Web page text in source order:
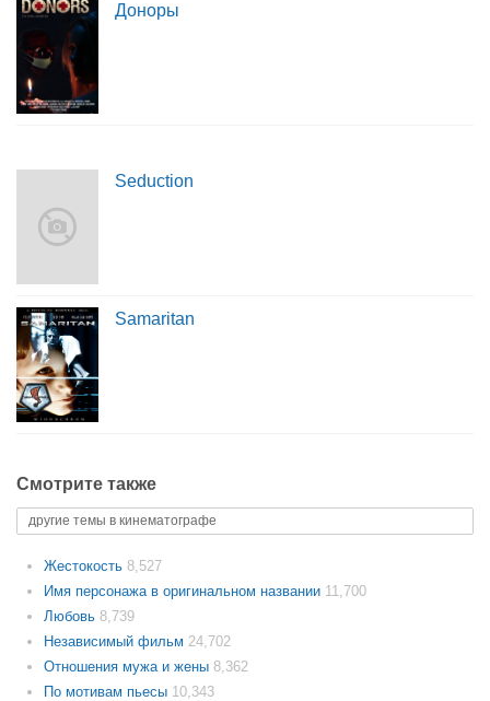
Доноры
Seduction
Samaritan
Смотрите также
другие темы в кинематографе
Жестокость 8,527
Имя персонажа в оригинальном названии 11,700
Любовь 8,739
Независимый фильм 24,702
Отношения мужа и жены 8,362
По мотивам пьесы 10,343